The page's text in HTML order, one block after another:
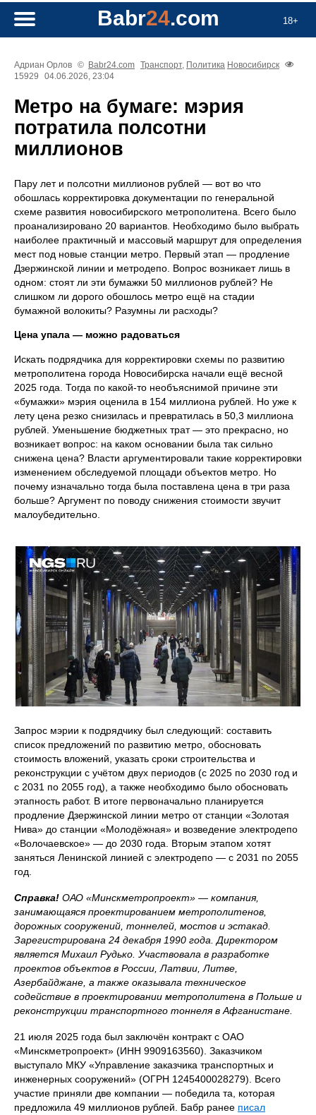
18+
Babr24.com
Адриан Орлов © Babr24.com Транспорт, Политика Новосибирск
15929
04.06.2026, 23:04
Метро на бумаге: мэрия
потратила полсотни
миллионов
Пару лет и полсотни миллионов рублей — вот во что
обошлась корректировка документации по генеральной
схеме развития новосибирского метрополитена. Всего было
проанализировано 20 вариантов. Необходимо было выбрать
наиболее практичный и массовый маршрут для определения
мест под новые станции метро. Первый этап — продление
Дзержинской линии и метродепо. Вопрос возникает лишь в
одном: стоят ли эти бумажки 50 миллионов рублей? Не
слишком ли дорого обошлось метро ещё на стадии
бумажной волокиты? Разумны ли расходы?
Цена упала — можно радоваться
Искать подрядчика для корректировки схемы по развитию
метрополитена города Новосибирска начали ещё весной
2025 года. Тогда по какой‑то необъяснимой причине эти
«бумажки» мэрия оценила в 154 миллиона рублей. Но уже к
лету цена резко снизилась и превратилась в 50,3 миллиона
рублей. Уменьшение бюджетных трат — это прекрасно, но
возникает вопрос: на каком основании была так сильно
снижена цена? Власти аргументировали такие корректировки
изменением обследуемой площади объектов метро. Но
почему изначально тогда была поставлена цена в три раза
больше? Аргумент по поводу снижения стоимости звучит
малоубедительно.
Запрос мэрии к подрядчику был следующий: составить
список предложений по развитию метро, обосновать
стоимость вложений, указать сроки строительства и
реконструкции с учётом двух периодов (с 2025 по 2030 год и
с 2031 по 2055 год), а также необходимо было обосновать
этапность работ. В итоге первоначально планируется
продление Дзержинской линии метро от станции «Золотая
Нива» до станции «Молодёжная» и возведение электродепо
«Волочаевское» — до 2030 года. Вторым этапом хотят
заняться Ленинской линией с электродепо — с 2031 по 2055
год.
Справка! ОАО «Минскметропроект» — компания,
занимающаяся проектированием метрополитенов,
дорожных сооружений, тоннелей, мостов и эстакад.
Зарегистрирована 24 декабря 1990 года. Директором
является Михаил Рудько. Участвовала в разработке
проектов объектов в России, Латвии, Литве,
Азербайджане, а также оказывала техническое
содействие в проектировании метрополитена в Польше и
реконструкции транспортного тоннеля в Афганистане.
21 июля 2025 года был заключён контракт с ОАО
«Минскметропроект» (ИНН 9909163560). Заказчиком
выступало МКУ «Управление заказчика транспортных и
инженерных сооружений» (ОГРН 1245400028279). Всего
участие приняли две компании — победила та, которая
предложила 49 миллионов рублей. Бабр ранее писал